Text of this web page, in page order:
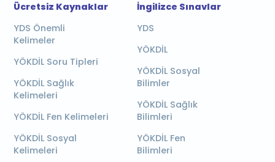
Ücretsiz Kaynaklar
YDS Önemli
Kelimeler
YÖKDİL Soru Tipleri
YÖKDİL Sağlık
Kelimeleri
YÖKDİL Fen Kelimeleri
YÖKDİL Sosyal
Kelimeleri
İngilizce Sınavlar
YDS
YÖKDİL
YÖKDİL Sosyal
Bilimler
YÖKDİL Sağlık
Bilimleri
YÖKDİL Fen
Bilimleri